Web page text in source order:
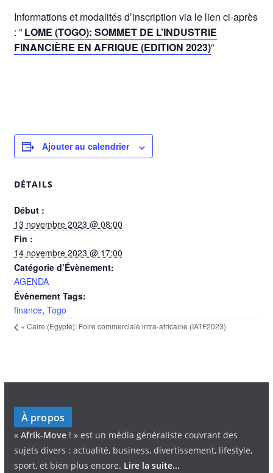
Informations et modalités d’inscription via le lien ci-après
: ” LOME (TOGO): SOMMET DE L’INDUSTRIE
FINANCIÈRE EN AFRIQUE (EDITION 2023)”
Ajouter au calendrier
DÉTAILS
Début :
13 novembre 2023 @ 08:00
Fin :
14 novembre 2023 @ 17:00
Catégorie d’Évènement:
AGENDA
Évènement Tags:
finance, Togo
« Caire (Egypte): Foire commerciale intra-africaine (IATF2023)
À propos
« Afrik-Move ! » est un média généraliste couvrant des
sujets divers : actualité, business, divertissement, lifestyle,
sport, et bien plus encore. Lire la suite...